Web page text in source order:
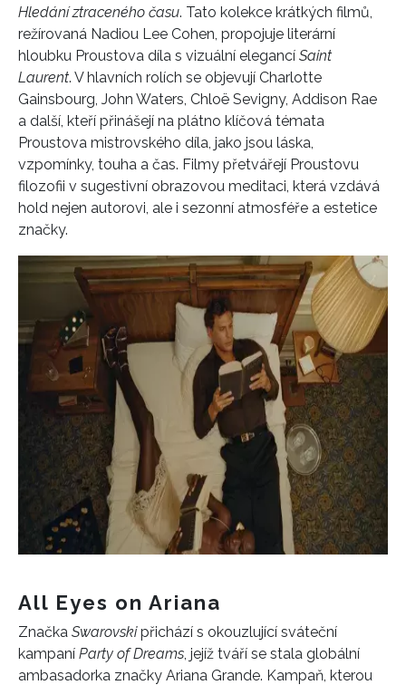
Hledání ztraceného času. Tato kolekce krátkých filmů,
režírovaná Nadiou Lee Cohen, propojuje literární
hloubku Proustova díla s vizuální elegancí Saint
Laurent. V hlavních rolích se objevují Charlotte
Gainsbourg, John Waters, Chloë Sevigny, Addison Rae
a další, kteří přinášejí na plátno klíčová témata
Proustova mistrovského díla, jako jsou láska,
vzpomínky, touha a čas. Filmy přetvářejí Proustovu
filozofii v sugestivní obrazovou meditaci, která vzdává
hold nejen autorovi, ale i sezonní atmosféře a estetice
značky.
All Eyes on Ariana
Značka Swarovskipřichází s okouzlující sváteční
kampaní Party of Dreams , jejíž tváří se stala globální
ambasadorka značky Ariana Grande. Kampaň, kterou